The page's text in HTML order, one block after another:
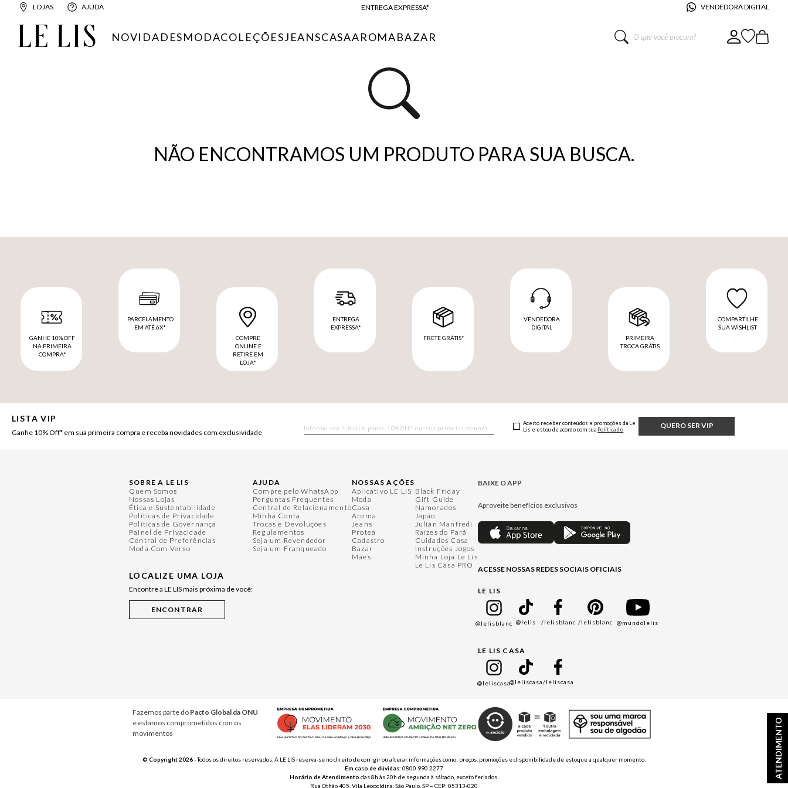
LOJAS AJUDA
ENTREGA EXPRESSA*
BAIXE O APP
VENDEDORA DIGITAL
ATENDIMENTO
NOVIDADESMODACOLEÇÕESJEANSCASAAROMABAZAR
O que você procura?
NÃO ENCONTRAMOS UM PRODUTO PARA SUA BUSCA.
GANHE 10% OFF
NA PRIMEIRA
COMPRA*
PARCELAMENTO
EM ATÉ 6X*
COMPRE
ONLINE E
RETIRE EM
LOJA*
ENTREGA
EXPRESSA*
FRETE GRÁTIS*
VENDEDORA
DIGITAL
PRIMEIRA
TROCA GRÁTIS
COMPARTILHE
SUA WISHLIST
LISTA VIP
Ganhe 10% Off* em sua primeira compra e receba novidades com exclusividade
QUERO SER VIP
Aceito receber conteúdos e promoções da Le
Lis e estou de acordo com sua Política de
SOBRE A LE LIS
Quem Somos
Nossas Lojas
Ética e Sustentabilidade
Políticas de Privacidade
Políticas de Governança
Painel de Privacidade
Central de Preferências
Moda Com Verso
LOCALIZE UMA LOJA
Encontre a LE LIS mais próxima de você:
AJUDA
Compre pelo WhatsApp
Perguntas Frequentes
Central de Relacionamento
Minha Conta
Trocas e Devoluções
Regulamentos
Seja um Revendedor
Seja um Franqueado
NOSSAS AÇÕES
Aplicativo LE LIS
Moda
Casa
Aroma
Jeans
Protea
Cadastro
Bazar
Mães
Black Friday
Gift Guide
Namorados
Japão
Julián Manfredi
Raízes do Pará
Cuidados Casa
Instruções Jogos
Minha Loja Le Lis
Le Lis Casa PRO
BAIXE O APP
Aproveite benefícios exclusivos
ACESSE NOSSAS REDES SOCIAIS OFICIAIS
LE LIS
@lelisblanc @lelis /lelisblanc /lelisblanc @mundolelis
LE LIS CASA
@leliscasa@leliscasa/leliscasa
Fazemos parte do Pacto Global da ONU
e estamos comprometidos com os
movimentos
© Copyright 2026- Todos os direitos reservados. A LE LIS reserva-se no direito de corrigir ou alterar informações como: preços, promoções e disponibilidade de estoque a qualquer momento.
Em caso de dúvidas: 0800 990 2277
Horário de Atendimento das 8h às 20h de segunda à sábado, exceto feriados.
Rua Othão 405, Vila Leopoldina, São Paulo, SP – CEP: 05313-020